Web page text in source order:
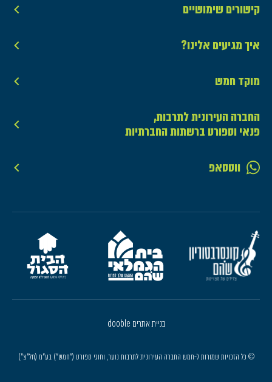
קישורים שימושיים
איך מגיעים אלינו?
מוקד חמש
החברה העירונית לתרבות,
פנאי וספורט ברשתות החברתיות
ווטסאפ
© כל הזכויות שמורות ל-חמש החברה העירונית לתרבות נוער, וחוגי ספורט ("חמש") בע"מ (חל"צ")
בניית אתרים dooble